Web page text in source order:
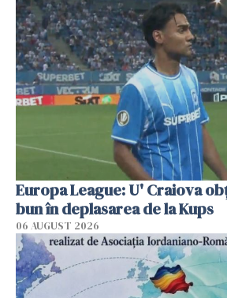
Europa League: U' Craiova
bun în deplasarea de la Kups
06 AUGUST 2026